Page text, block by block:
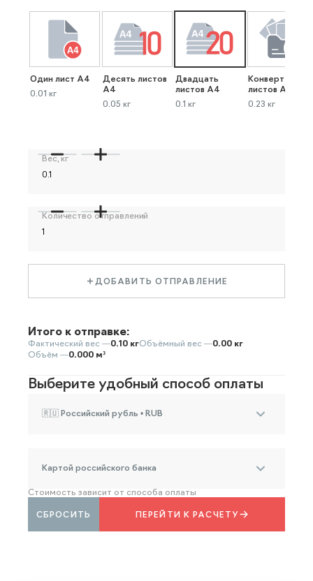
Один лист А4
0.01 кг
Десять листов
А4
0.05 кг
Двадцать
листов А4
0.1 кг
Конверт до 40
листов А4
0.23 кг
Вес, кг
Количество отправлений
ДОБАВИТЬ ОТПРАВЛЕНИЕ
Итого к отправке:
Фактический вес —0.10 кгОбъёмный вес —0.00 кг
Объём —0.000 м³
Выберите удобный способ оплаты
🇷🇺 Российский рубль • RUB
Картой российского банка
Стоимость зависит от способа оплаты
ПЕРЕЙТИ К РАСЧЕТУ
СБРОСИТЬ